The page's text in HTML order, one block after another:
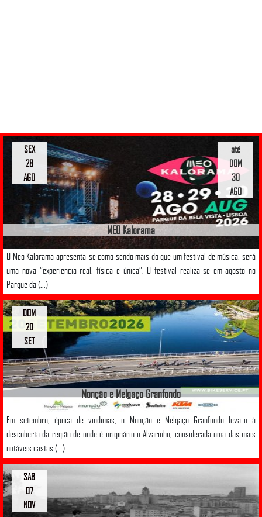
MEO Kalorama
O Meo Kalorama apresenta-se como sendo mais do que um festival de música, será
uma nova “experiencia real, física e única”. O festival realiza-se em agosto no
Parque da (...)
até
DOM
30
AGO
SEX
28
AGO
Monção e Melgaço Granfondo
Em setembro, época de vindimas, o Monção e Melgaço Granfondo leva-o à
descoberta da região de onde é originário o Alvarinho, considerada uma das mais
notáveis castas (...)
DOM
20
SET
SAB
07
NOV